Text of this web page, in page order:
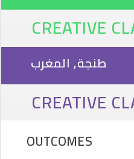
CREATIVE
طنجة, المغرب
CREATIVE
OUTCOMES